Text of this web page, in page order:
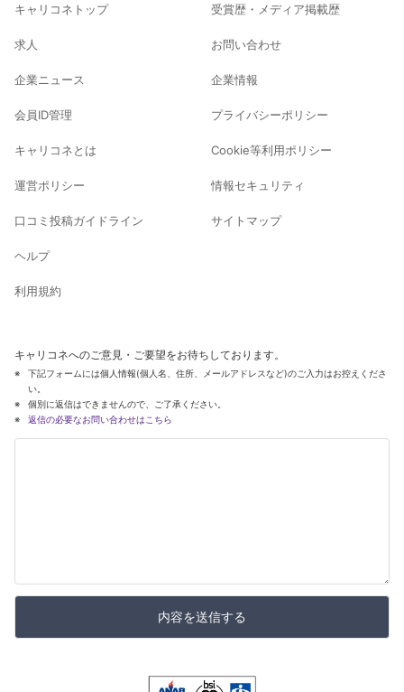
キャリコネトップ
求人
企業ニュース
会員ID管理
キャリコネとは
運営ポリシー
口コミ投稿ガイドライン
ヘルプ
利用規約
受賞歴・メディア掲載歴
お問い合わせ
企業情報
プライバシーポリシー
Cookie等利用ポリシー
情報セキュリティ
サイトマップ
キャリコネへのご意見・ご要望をお待ちしております。
下記フォームには個人情報(個人名、住所、メールアドレスなど)のご入力はお控えくださ
い。
個別に返信はできませんので、ご了承ください。
返信の必要なお問い合わせはこちら
内容を送信する